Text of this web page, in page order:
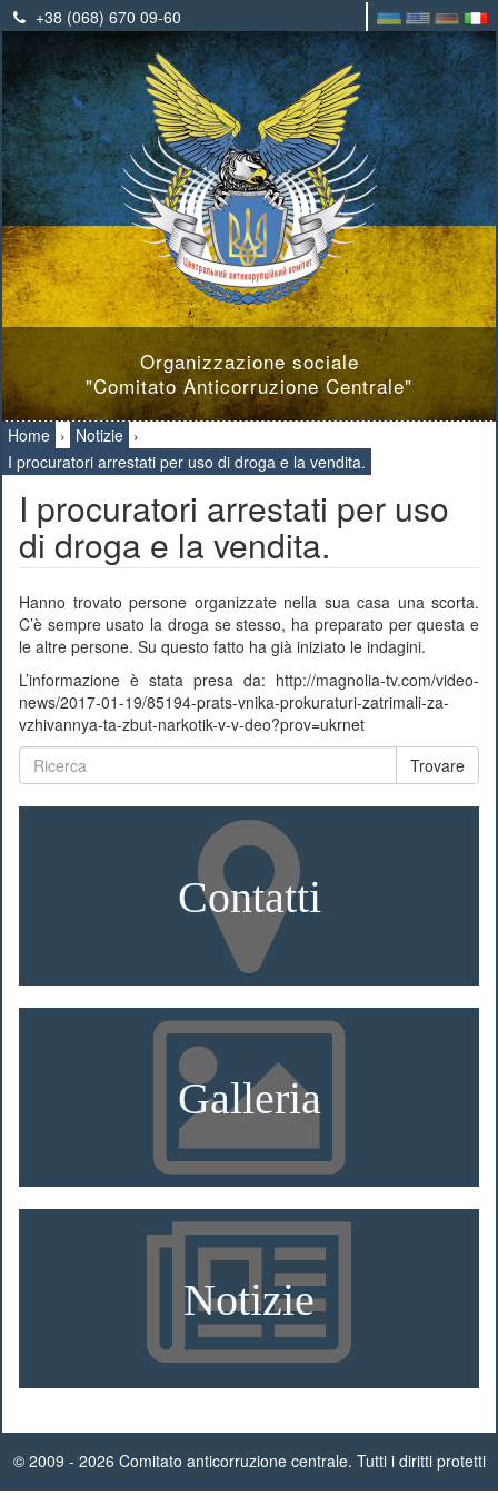
+38 (068) 670 09-60
Organizzazione sociale
"Comitato Anticorruzione Centrale"
Home › Notizie ›
I procuratori arrestati per uso di droga e la vendita.
I procuratori arrestati per uso
di droga e la vendita.
Hanno trovato persone organizzate nella sua casa una scorta.
C’è sempre usato la droga se stesso, ha preparato per questa e
le altre persone. Su questo fatto ha già iniziato le indagini.
L’informazione è stata presa da: http://magnolia-tv.com/video-
news/2017-01-19/85194-prats-vnika-prokuraturi-zatrimali-za-
vzhivannya-ta-zbut-narkotik-v-v-deo?prov=ukrnet
Trovare
Contatti
Galleria
Notizie
© 2009 - 2026 Comitato anticorruzione centrale. Tutti i diritti protetti